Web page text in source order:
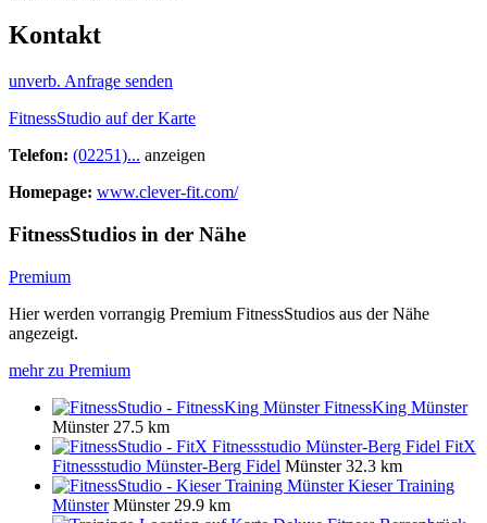
Kontakt
unverb. Anfrage senden
FitnessStudio auf der Karte
Telefon: (02251)... anzeigen
Homepage: www.clever-fit.com/
FitnessStudios in der Nähe
Premium
Hier werden vorrangig Premium FitnessStudios aus der Nähe
angezeigt.
mehr zu Premium
FitnessKing Münster
Münster 27.5 km
FitX
Fitnessstudio Münster-Berg Fidel Münster 32.3 km
Kieser Training
Münster Münster 29.9 km